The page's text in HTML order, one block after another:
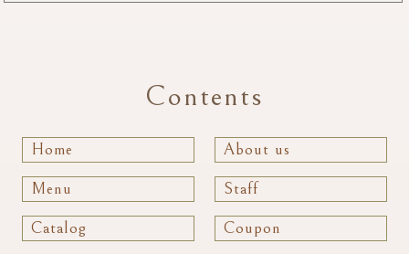
Contents
Home About us
Menu Staff
Catalog Coupon